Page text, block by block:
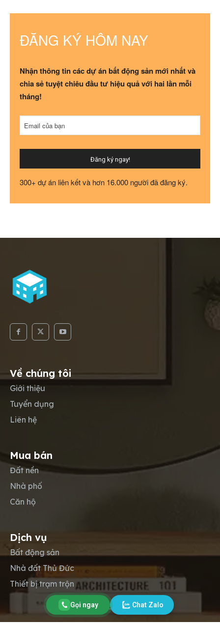
ĐĂNG KÝ HÔM NAY
Nhận thông tin các dự án bất động sản mới nhất và
chia sẻ tuyệt chiêu đầu tư hiệu quả với hai lần mỗi
tháng!
Email
Email của bạn
Đăng ký ngay!
300+ dự án liên kết và hơn 16.000 người đã đăng ký.
Về chúng tôi
Giới thiệu
Tuyển dụng
Liên hệ
Mua bán
Đất nền
Nhà phố
Căn hộ
Dịch vụ
Bất động sản
Nhà đất Thủ Đức
Thiết bị trạm trộn
Gọi ngay Chat Zalo